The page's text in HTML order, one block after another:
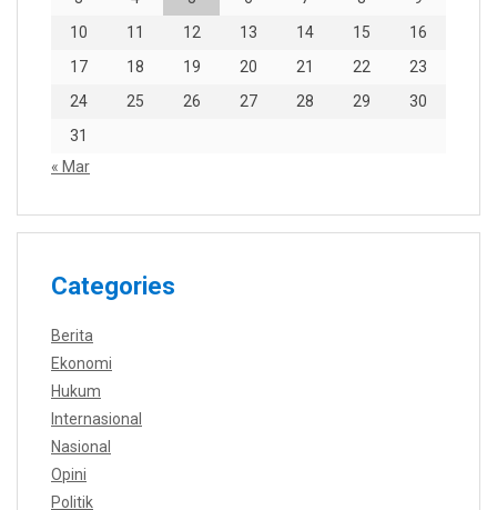
10
11 12 13 14 15
16
17
18 19 20 21 22
23
24
25 26 27 28 29
30
31
« Mar
Categories
Berita
Ekonomi
Hukum
Internasional
Nasional
Opini
Politik